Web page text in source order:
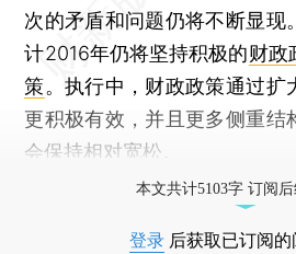
次的矛盾和问题仍将不断显现
计2016年仍将坚持积极的财政
策。执行中，财政政策通过扩
更积极有效，并且更多侧重结
会保持相对宽松。
本文共计5103字 订阅
登录 后获取已订阅